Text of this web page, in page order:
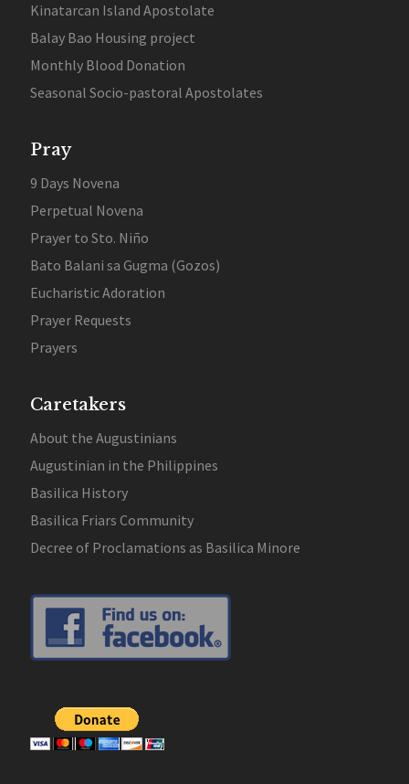
Kinatarcan Island Apostolate
Balay Bao Housing project
Monthly Blood Donation
Seasonal Socio-pastoral Apostolates
Pray
9 Days Novena
Perpetual Novena
Prayer to Sto. Niño
Bato Balani sa Gugma (Gozos)
Eucharistic Adoration
Prayer Requests
Prayers
Caretakers
About the Augustinians
Augustinian in the Philippines
Basilica History
Basilica Friars Community
Decree of Proclamations as Basilica Minore